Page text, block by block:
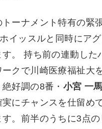
ーナメント特有の緊
イッスルと同時にア
。 持ち前の連動した
クで川崎医療福祉大
好調の8番・ 小宮 一馬
実にチャンスを仕留め
す。前半のうちに3点